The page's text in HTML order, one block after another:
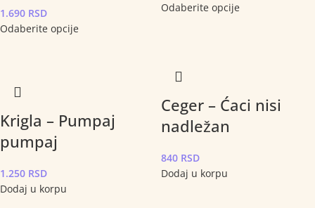
1.690 RSD
Odaberite opcije
Odaberite opcije
Krigla – Pumpaj
pumpaj
1.250 RSD
Dodaj u korpu
Ceger – Ćaci nisi
nadležan
840 RSD
Dodaj u korpu